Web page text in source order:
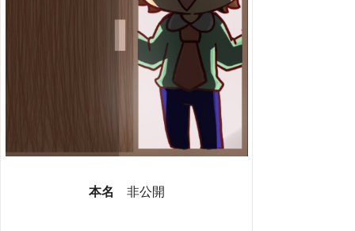
本名 非公開